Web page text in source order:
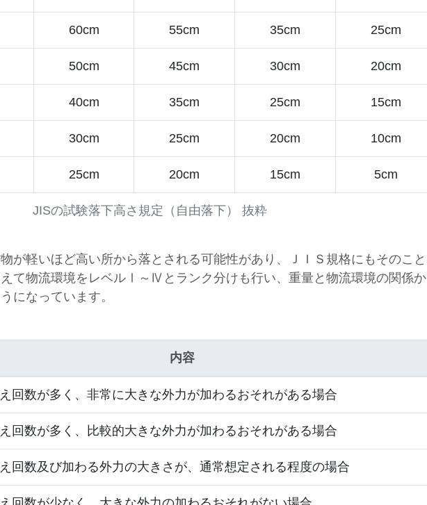
JISの試験落下高さ規定（自由落下） 抜粋
60cm 55cm 35cm 25cm
50cm 45cm 30cm 20cm
40cm 35cm 25cm 15cm
30cm 25cm 20cm 10cm
25cm 20cm 15cm 5cm
が軽いほど高い所から落とされる可能性があり、ＪＩＳ規格にもそのこと
て物流環境をレベルⅠ～Ⅳとランク分けも行い、重量と物流環境の関係か
になっています。
内容
回数が多く、非常に大きな外力が加わるおそれがある場合
回数が多く、比較的大きな外力が加わるおそれがある場合
回数及び加わる外力の大きさが、通常想定される程度の場合